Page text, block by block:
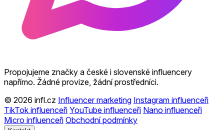
Propojujeme značky a české i slovenské influencery
napřímo. Žádné provize, žádní prostředníci.
© 2026 infl.cz Influencer marketing Instagram influenceři
TikTok influenceři YouTube influenceři Nano influenceři
Micro influenceři Obchodní podmínky